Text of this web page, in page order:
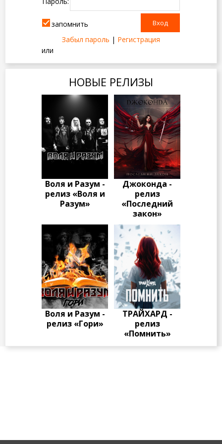
запомнить
Забыл пароль | Регистрация
или
НОВЫЕ РЕЛИЗЫ
Воля и Разум -
релиз «Воля и
Разум»
Джоконда -
релиз
«Последний
закон»
Воля и Разум -
релиз «Гори»
ТРАЙХАРД -
релиз
«Помнить»